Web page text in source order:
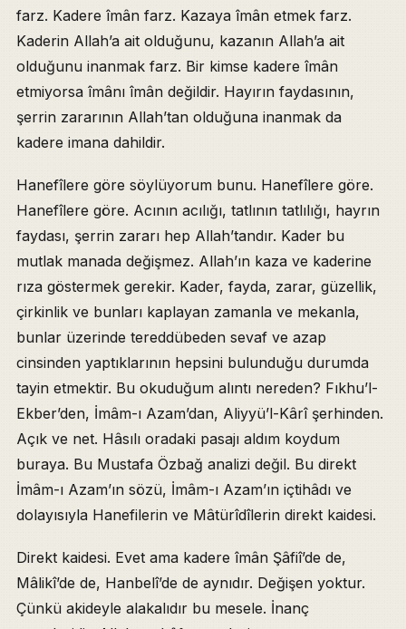
farz. Kadere îmân farz. Kazaya îmân etmek farz.
Kaderin Allah’a ait olduğunu, kazanın Allah’a ait
olduğunu inanmak farz. Bir kimse kadere îmân
etmiyorsa îmânı îmân değildir. Hayırın faydasının,
şerrin zararının Allah’tan olduğuna inanmak da
kadere imana dahildir.
Hanefîlere göre söylüyorum bunu. Hanefîlere göre.
Hanefîlere göre. Acının acılığı, tatlının tatlılığı, hayrın
faydası, şerrin zararı hep Allah’tandır. Kader bu
mutlak manada değişmez. Allah’ın kaza ve kaderine
rıza göstermek gerekir. Kader, fayda, zarar, güzellik,
çirkinlik ve bunları kaplayan zamanla ve mekanla,
bunlar üzerinde tereddübeden sevaf ve azap
cinsinden yaptıklarının hepsini bulunduğu durumda
tayin etmektir. Bu okuduğum alıntı nereden? Fıkhu’l-
Ekber’den, İmâm-ı Azam’dan, Aliyyü’l-Kârî şerhinden.
Açık ve net. Hâsılı oradaki pasajı aldım koydum
buraya. Bu Mustafa Özbağ analizi değil. Bu direkt
İmâm-ı Azam’ın sözü, İmâm-ı Azam’ın içtihâdı ve
dolayısıyla Hanefilerin ve Mâtürîdîlerin direkt kaidesi.
Direkt kaidesi. Evet ama kadere îmân Şâfiî’de de,
Mâlikî’de de, Hanbelî’de de aynıdır. Değişen yoktur.
Çünkü akideyle alakalıdır bu mesele. İnanç